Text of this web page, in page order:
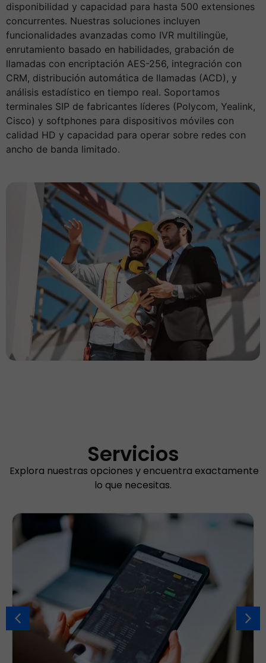
disponibilidad y capacidad para hasta 500 extensiones
concurrentes. Nuestras soluciones incluyen
funcionalidades avanzadas como IVR multilingüe,
enrutamiento basado en habilidades, grabación de
llamadas con encriptación AES-256, integración con
CRM, distribución automática de llamadas (ACD), y
análisis estadístico en tiempo real. Soportamos
terminales SIP de fabricantes líderes (Polycom, Yealink,
Cisco) y softphones para dispositivos móviles con
calidad HD y capacidad para operar sobre redes con
ancho de banda limitado.
Servicios
Explora nuestras opciones y encuentra exactamente
lo que necesitas.